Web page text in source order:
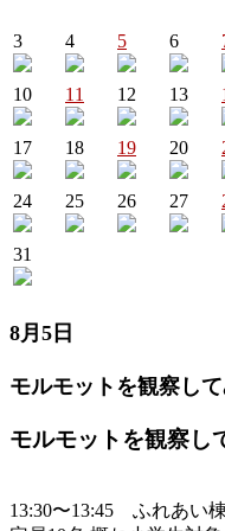
3 4 5 6
10 11 12 13
17 18 19 20
24 25 26 27
31
8月5日
モルモットを観察して
モルモットを観察し
13:30〜13:45 ふれあい棟